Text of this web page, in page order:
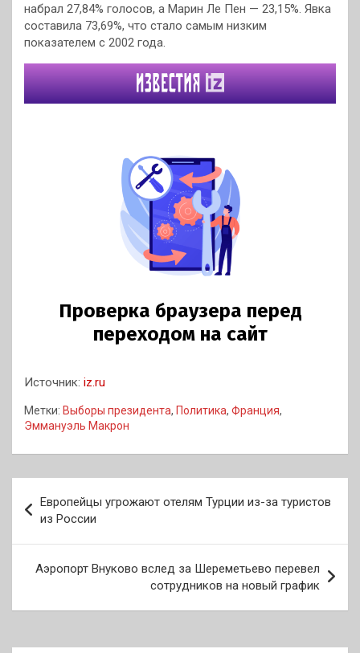
набрал 27,84% голосов, а Марин Ле Пен — 23,15%. Явка
составила 73,69%, что стало самым низким
показателем с 2002 года.
Источник: iz.ru
Метки: Выборы президента, Политика, Франция,
Эммануэль Макрон
по
записям
Европейцы угрожают отелям Турции из-за туристов
из России
Аэропорт Внуково вслед за Шереметьево перевел
сотрудников на новый график